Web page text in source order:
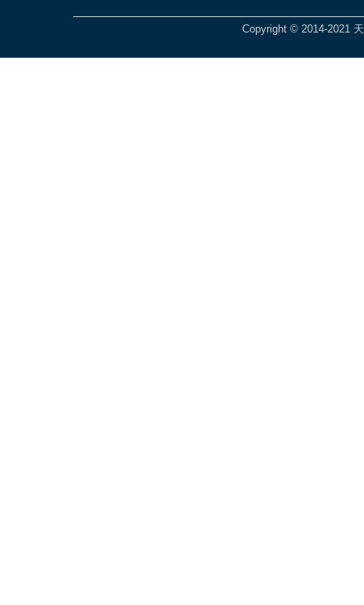
Copyright © 2014-2021